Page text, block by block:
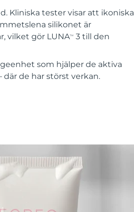
Kliniska tester visar att ikoniska
silikonet är
vilket gör LUNATM
3 till den
som hjälper de aktiva
de har störst verkan.